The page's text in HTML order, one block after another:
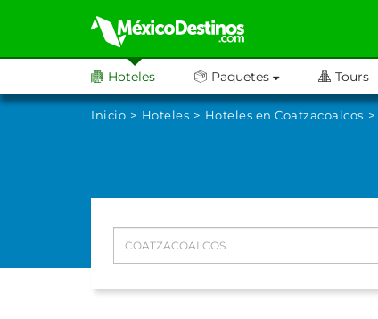
Hoteles Paquetes Tours
Inicio Hoteles Hoteles en Coatzacoalcos